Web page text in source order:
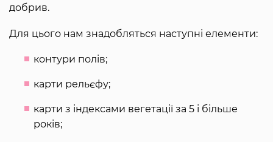
добрив.
Для цього нам знадобляться наступні елементи:
контури полів;
карти рельєфу;
карти з індексами вегетації за 5 і більше
років;